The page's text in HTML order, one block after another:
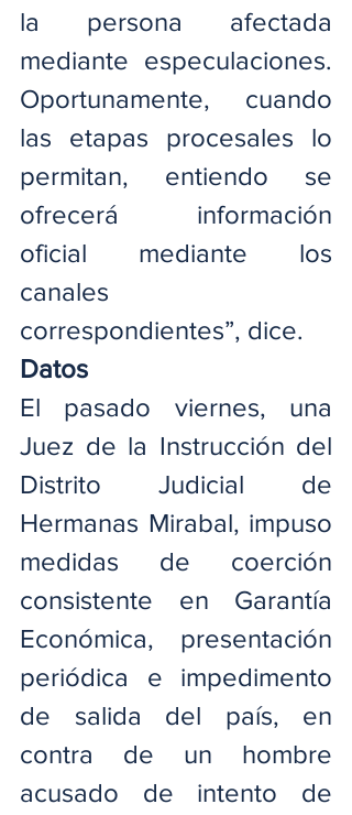
la persona afectada
mediante especulaciones.
Oportunamente, cuando
las etapas procesales lo
permitan, entiendo se
ofrecerá información
oficial mediante los
canales
correspondientes”, dice.
Datos
El pasado viernes, una
Juez de la Instrucción del
Distrito Judicial de
Hermanas Mirabal, impuso
medidas de coerción
consistente en Garantía
Económica, presentación
periódica e impedimento
de salida del país, en
contra de un hombre
acusado de intento de